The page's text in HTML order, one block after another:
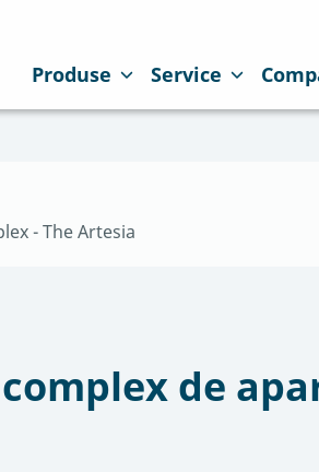
Produse Service
- The Artesia
de